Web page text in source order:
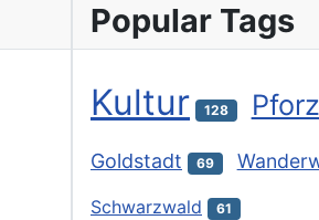
Popular Tags
Kultur 128
Goldstadt 69
Schwarzwald 61